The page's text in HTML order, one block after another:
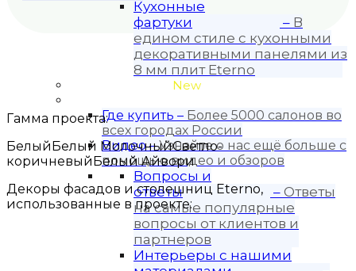
Кухонные
фартуки
– В
едином стиле с кухонными
декоративными панелями из
8 мм плит Eterno
New
Где купить – Более 5000 салонов во
всех городах России
Видео–Узнайте о нас ещё больше с
помощью видео и обзоров
Вопросы и
ответы
– Ответы
на самые популярные
вопросы от клиентов и
партнеров
Интерьеры с нашими
Гамма проекта:
БелыйБелый МолочныйСветло-
коричневыйБелый Айвори
Декоры фасадов и столешниц Eterno,
использованные в проекте: